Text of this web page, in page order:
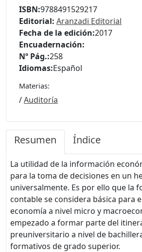
ISBN:9788491529217
Editorial: Aranzadi Editorial
Fecha de la edición:2017
Encuadernación:
Nº Pág.:258
Idiomas:Español
Materias:
/Auditoría
Resumen Índice
La utilidad de la información
para la toma de decisiones en un
universalmente. Es por ello que la
contable se considera básica para
economía a nivel micro y
empezado a formar parte del
preuniversitario a nivel de
formativos de grado superior.